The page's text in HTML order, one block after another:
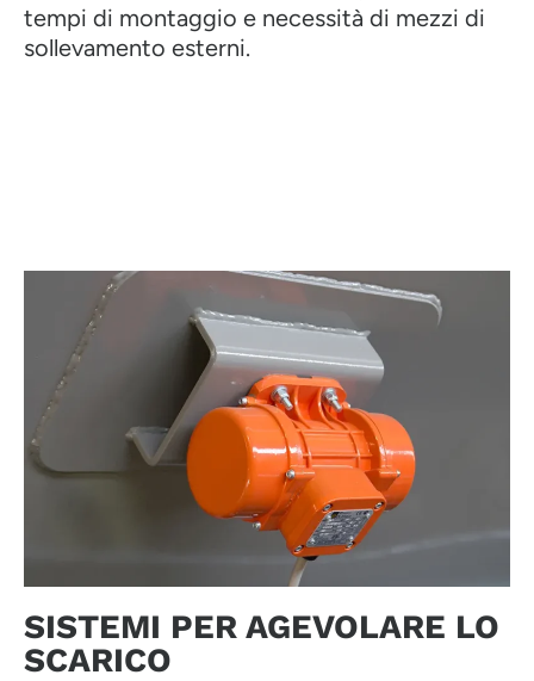
tempi di montaggio e necessità di mezzi di
sollevamento esterni.
SISTEMI PER AGEVOLARE LO
SCARICO